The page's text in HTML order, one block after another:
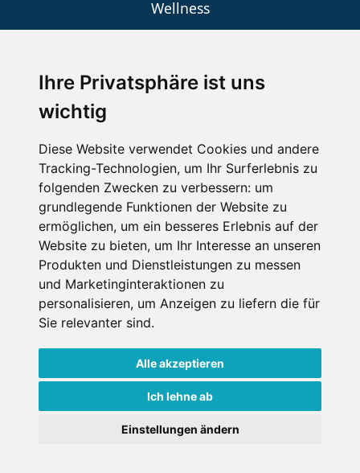
Ihre Privatsphäre ist uns
wichtig
Diese Website verwendet Cookies und andere
Tracking-Technologien, um Ihr Surferlebnis zu
folgenden Zwecken zu verbessern: um
grundlegende Funktionen der Website zu
ermöglichen, um ein besseres Erlebnis auf der
Website zu bieten, um Ihr Interesse an unseren
Produkten und Dienstleistungen zu messen
und Marketinginteraktionen zu
personalisieren, um Anzeigen zu liefern die für
Sie relevanter sind.
Alle akzeptieren
Ich lehne ab
Einstellungen ändern
Wellness
SCHNEEHÖHEN SKI APP
Die Schneehoehen Ski APP für iOS und Android - Ein
Muss für alle Wintersportler und Schneefreaks!
Impressum
Datenschutz
Nutzungsbedingungen
Portale
FAQ Newsletter Mediadaten
Copyright ©2026 Schneemenschen GmbH